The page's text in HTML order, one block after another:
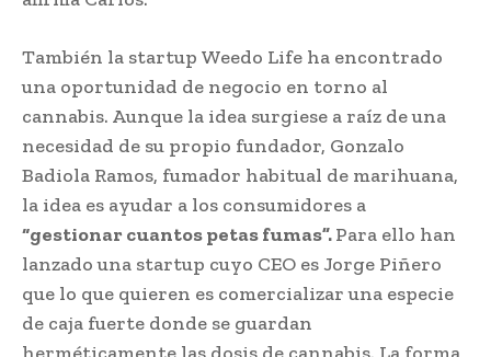
También la startup Weedo Life ha encontrado
una oportunidad de negocio en torno al
cannabis. Aunque la idea surgiese a raíz de una
necesidad de su propio fundador, Gonzalo
Badiola Ramos, fumador habitual de marihuana,
la idea es ayudar a los consumidores a
“gestionar cuantos petas fumas”.Para ello han
lanzado una startup cuyo CEO es Jorge Piñero
que lo que quieren es comercializar una especie
de caja fuerte donde se guardan
herméticamente las dosis de cannabis. La forma